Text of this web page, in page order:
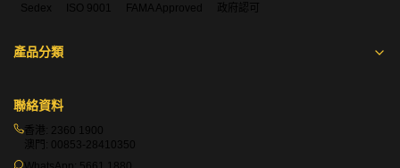
Sedex
ISO 9001 FAMA Approved 政府認可
產品分類
聯絡資料
香港: 2360 1900
澳門: 00853-28410350